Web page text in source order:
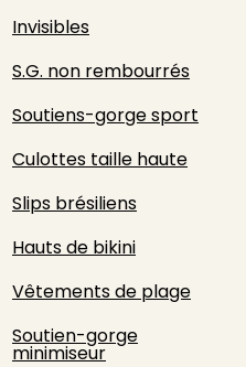
Invisibles
S.G. non rembourrés
Soutiens-gorge sport
Culottes taille haute
Slips brésiliens
Hauts de bikini
Vêtements de plage
Soutien-gorge
minimiseur